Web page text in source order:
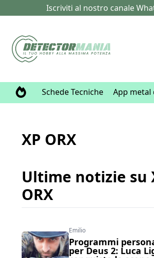
Iscriviti al nostro canale
Schede Tecniche App
XP ORX
Ultime notizie su
ORX
Emilio
Programmi
per Deus 2: Luca